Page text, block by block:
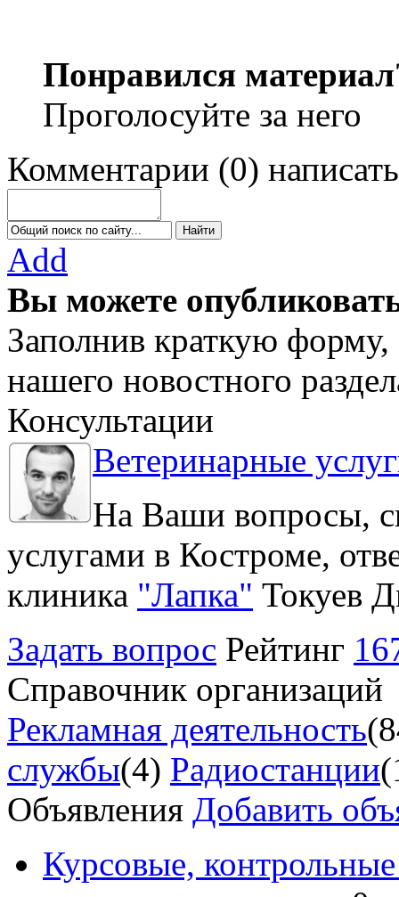
Понравился
Проголосуйте за него
Комментарии (0) написать
Add
Вы можете
Заполнив краткую
нашего новостного
Консультации
Ветеринарные
На Ваши вопросы,
услугами в Костроме,
клиника "Лапка" Токуев
Задать вопрос Рейтинг
Справочник организаций
Рекламная деятельность
службы(4) Радиостанции
Объявления Добавить
Курсовые,